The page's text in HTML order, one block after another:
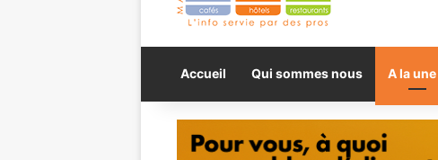
Accueil Qui sommes nous A la une